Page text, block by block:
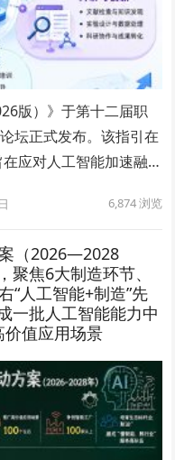
版）》于第十二届职
坛正式发布。该指引在
应对人工智能加速融…
6,874浏览
（2026—2028
焦6大制造环节、
“人工智能+制造”先
一批人工智能能力中
值应用场景